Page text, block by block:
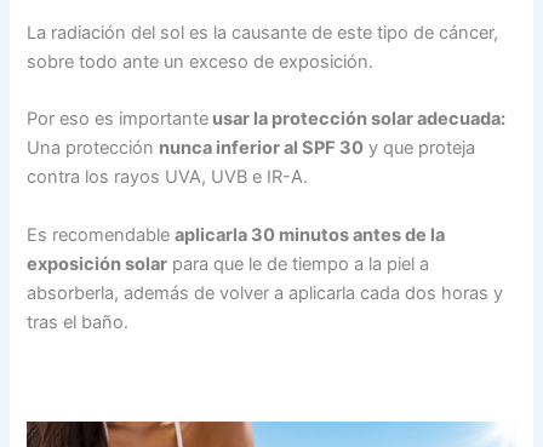
La radiación del sol es la causante de este tipo de cáncer,
sobre todo ante un exceso de exposición.
Por eso es importante usar la protección solar adecuada:
Una protección nunca inferior al SPF 30 y que proteja
contra los rayos UVA, UVB e IR-A.
Es recomendableaplicarla 30 minutos antes de la
exposición solar para que le de tiempo a la piel a
absorberla, además de volver a aplicarla cada dos horas y
tras el baño.